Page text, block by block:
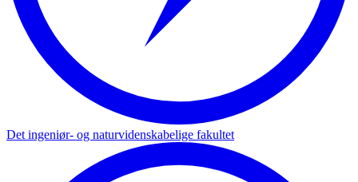
Det ingeniør- og naturvidenskabelige fakultet